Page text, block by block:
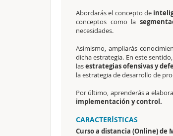
Abordarás el concepto de
conceptos como la
necesidades.
Asimismo, ampliarás
dicha estrategia. En este
lasestrategias ofensivas y
la estrategia de desarrollo de
Por último, aprenderás a
implementación y control.
CARACTERÍSTICAS
Curso a distancia (Online) de